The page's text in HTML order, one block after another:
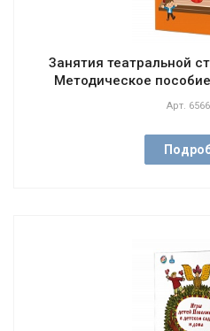
Занятия театральной
Методическое
Арт.